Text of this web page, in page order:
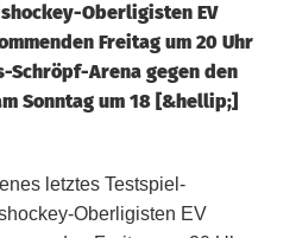
Oberligisten EV
Freitag um 20 Uhr
Schröpf-Arena gegen den
Sonntag um 18 [&hellip;]